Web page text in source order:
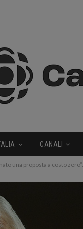
CANALI
una proposta a costo zero”.